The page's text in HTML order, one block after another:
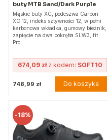
buty MTB Sand/Dark Purple
Męskie buty XC, podeszwa Carbon
XC 12, indeks sztywności 12, w pełni
karbonowa wkładka, gumowy bieżnik,
zapięcie na dwa pokrętła SLW3, fit
Pro.
674,09 złz kodem: SOFT10
748,99 zł Do koszyka
-18%